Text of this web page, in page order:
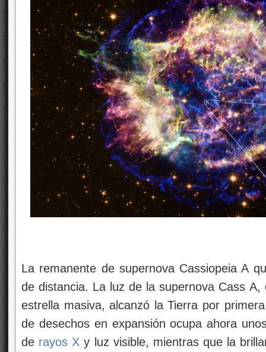
La remanente de supernova Cassiopeia A
de distancia. La luz de la supernova Cass
estrella masiva, alcanzó la Tierra por
de desechos en expansión ocupa ahora
de rayos X y luz visible, mientras que la